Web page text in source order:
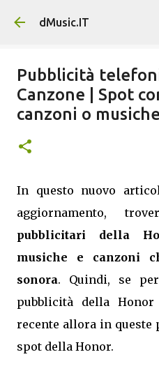
Passa ai
dMusic.IT
Pubblicità
Canzone | Spot
canzoni o
In questo nuovo
aggiornamento,
pubblicitari della
musiche e canzoni
sonora. Quindi, se
pubblicità della
recente allora in
spot della Honor.